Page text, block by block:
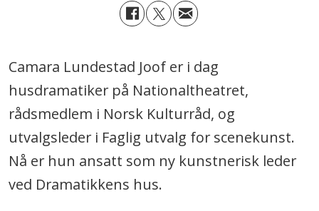
Camara Lundestad Joof er i dag
husdramatiker på Nationaltheatret,
rådsmedlem i Norsk Kulturråd, og
utvalgsleder i Faglig utvalg for scenekunst.
Nå er hun ansatt som ny kunstnerisk leder
ved Dramatikkens hus.